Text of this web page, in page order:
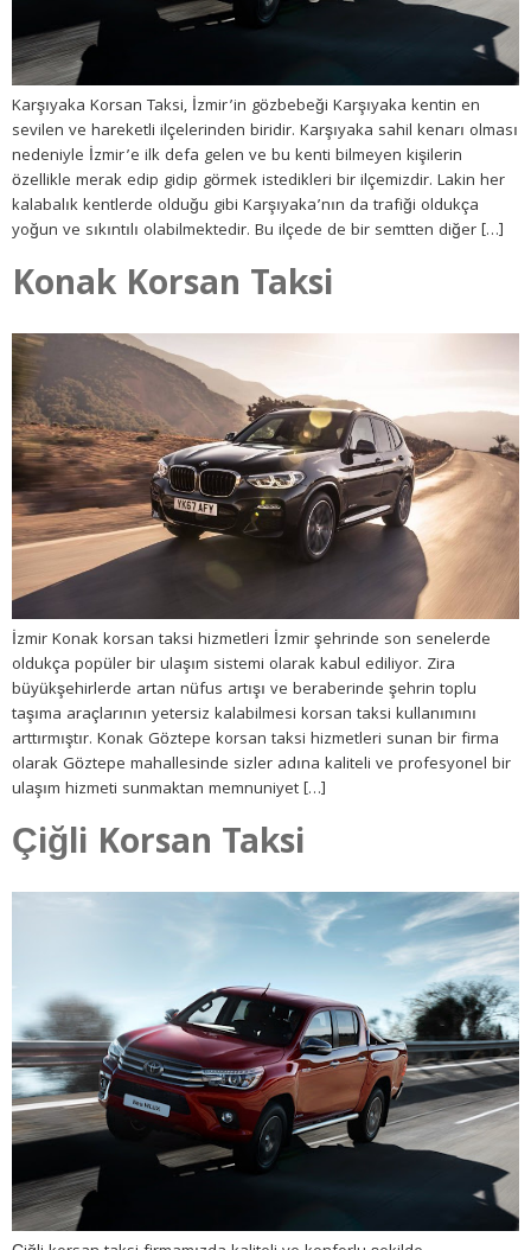
Karşıyaka Korsan Taksi, İzmir’in gözbebeği Karşıyaka kentin en
sevilen ve hareketli ilçelerinden biridir. Karşıyaka sahil kenarı olması
nedeniyle İzmir’e ilk defa gelen ve bu kenti bilmeyen kişilerin
özellikle merak edip gidip görmek istedikleri bir ilçemizdir. Lakin her
kalabalık kentlerde olduğu gibi Karşıyaka’nın da trafiği oldukça
yoğun ve sıkıntılı olabilmektedir. Bu ilçede de bir semtten diğer […]
Konak Korsan Taksi
İzmir Konak korsan taksi hizmetleri İzmir şehrinde son senelerde
oldukça popüler bir ulaşım sistemi olarak kabul ediliyor. Zira
büyükşehirlerde artan nüfus artışı ve beraberinde şehrin toplu
taşıma araçlarının yetersiz kalabilmesi korsan taksi kullanımını
arttırmıştır. Konak Göztepe korsan taksi hizmetleri sunan bir firma
olarak Göztepe mahallesinde sizler adına kaliteli ve profesyonel bir
ulaşım hizmeti sunmaktan memnuniyet […]
Çiğli Korsan Taksi